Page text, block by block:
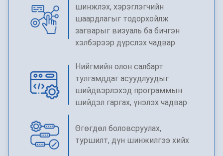
шинжлэх, хэрэглэгчийн
шаардлагыг тодорхойлж
загварыг визуаль ба бичгэн
хэлбэрээр дүрслэх чадвар
Нийгмийн олон салбарт
тулгамддаг асуудлуудыг
шийдвэрлэхэд программын
шийдэл гаргах, үнэлэх чадвар
Өгөгдөл боловсруулах,
туршилт, дүн шинжилгээ хийх